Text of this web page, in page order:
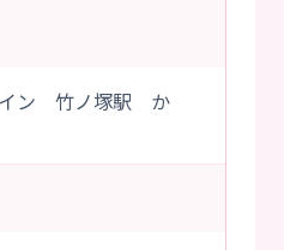
イン 竹ノ塚駅 か